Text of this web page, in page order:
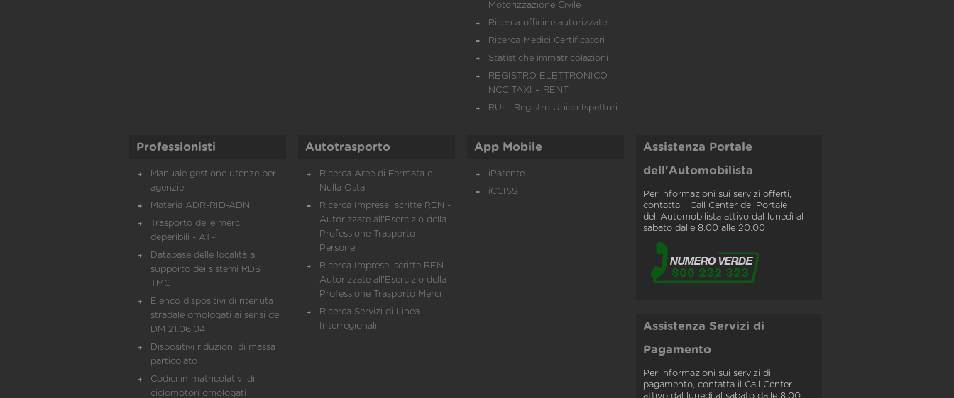
Motorizzazione Civile
Ricerca officine autorizzate
Ricerca Medici Certificatori
Statistiche immatricolazioni
REGISTRO ELETTRONICO
NCC TAXI – RENT
RUI - Registro Unico Ispettori
Professionisti
Manuale gestione utenze per
agenzie
Materia ADR-RID-ADN
Trasporto delle merci
deperibili - ATP
Database delle località a
supporto dei sistemi RDS
TMC
Elenco dispositivi di ritenuta
stradale omologati ai sensi del
DM 21.06.04
Dispositivi riduzioni di massa
particolato
Codici immatricolativi di
ciclomotori omologati
Autotrasporto
Ricerca Aree di Fermata e
Nulla Osta
Ricerca Imprese Iscritte REN -
Autorizzate all'Esercizio della
Professione Trasporto
Persone
Ricerca Imprese iscritte REN -
Autorizzate all'Esercizio della
Professione Trasporto Merci
Ricerca Servizi di Linea
Interregionali
App Mobile
iPatente
iCCISS
Assistenza Portale
dell'Automobilista
Per informazioni sui servizi offerti,
contatta il Call Center del Portale
dell'Automobilista attivo dal lunedì al
sabato dalle 8.00 alle 20.00
Assistenza Servizi di
Pagamento
Per informazioni sui servizi di
pagamento, contatta il Call Center